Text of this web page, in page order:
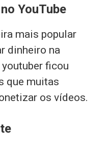
YouTube
mais popular
dinheiro na
ficou
que muitas
os vídeos.